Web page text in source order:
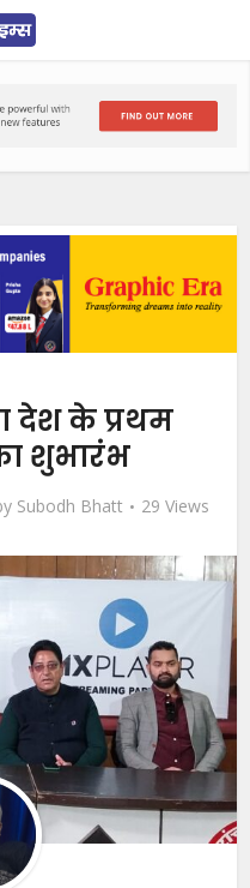
देश के प्रथम
शुभारंभ
Subodh Bhatt 29 Views